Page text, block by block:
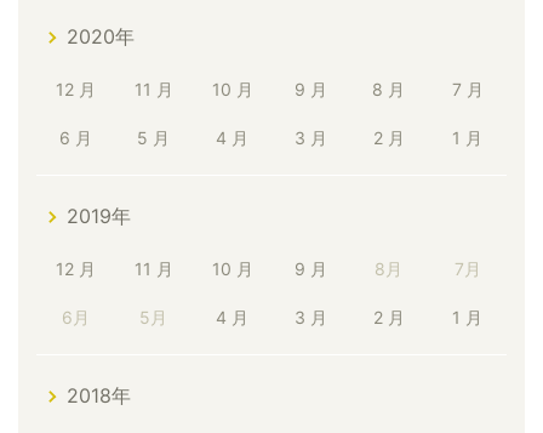
2020年
12 月 11 月 10 月 9 月 8 月 7 月
6 月 5 月 4 月 3 月 2 月 1 月
2019年
12 月 11 月 10 月 9 月 8月 7月
6月 5月 4 月 3 月 2 月 1 月
2018年